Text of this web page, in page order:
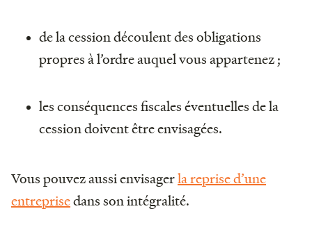
de la cession découlent des obligations
propres à l’ordre auquel vous appartenez ;
les conséquences fiscales éventuelles de la
cession doivent être envisagées.
Vous pouvez aussi envisagerla reprise d’une
entreprisedans son intégralité.